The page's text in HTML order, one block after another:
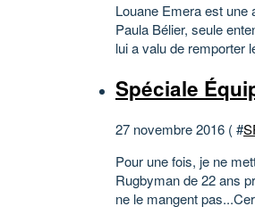
Louane Emera est une
Paula Bélier, seule
lui a valu de remporter
Spéciale
27 novembre 2016 ( #
Pour une fois, je ne
Rugbyman de 22 ans
ne le mangent